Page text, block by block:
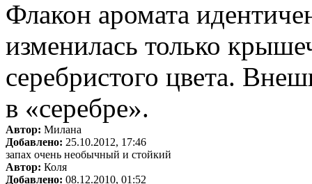
Флакон аромата
изменилась только
серебристого цвета.
в «серебре».
Автор: Милана
Добавлено: 25.10.2012, 17:46
запах очень необычный и стойкий
Автор: Коля
Добавлено: 08.12.2010, 01:52